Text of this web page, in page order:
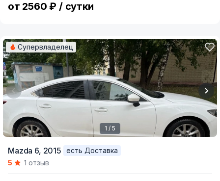
от 2560 ₽ / сутки
of
Супервладелец
1 / 5
Mazda 6, 2015
есть Доставка
5
1 отзыв